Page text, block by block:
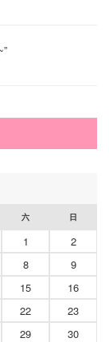
”
六 日
1
2
8
9
15
16
22
23
29
30